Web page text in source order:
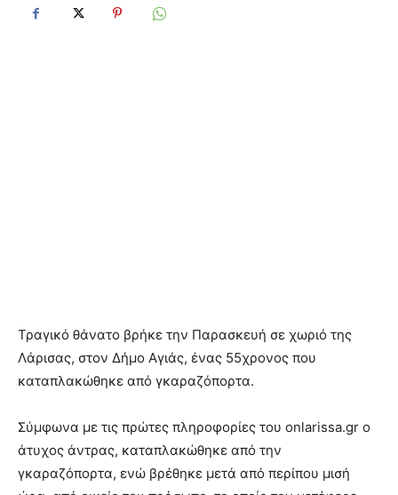
Τραγικό θάνατο βρήκε την Παρασκευή σε χωριό της
Λάρισας, στον Δήμο Αγιάς, ένας 55χρονος που
καταπλακώθηκε από γκαραζόπορτα.
Σύμφωνα με τις πρώτες πληροφορίες του onlarissa.gr ο
άτυχος άντρας, καταπλακώθηκε από την
γκαραζόπορτα, ενώ βρέθηκε μετά από περίπου μισή